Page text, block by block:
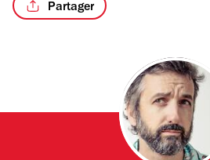
Partager